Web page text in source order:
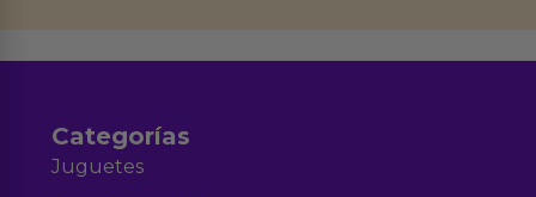
Categorías
Juguetes